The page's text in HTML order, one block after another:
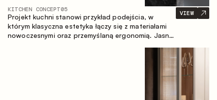
KITCHEN CONCEPT05
Projekt kuchni stanowi przykład podejścia, w
którym klasyczna estetyka łączy się z materiałami
nowoczesnymi oraz przemyślaną ergonomią. Jasna
VIEW